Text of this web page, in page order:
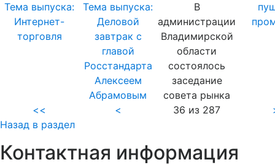
Тема выпуска:
Интернет-
торговля
Тема выпуска:
Деловой
завтрак с
главой
Росстандарта
Алексеем
Абрамовым
В
администрации
Владимирской
области
состоялось
заседание
совета рынка
<< < 36 из 287
Назад в раздел
Контактная информация